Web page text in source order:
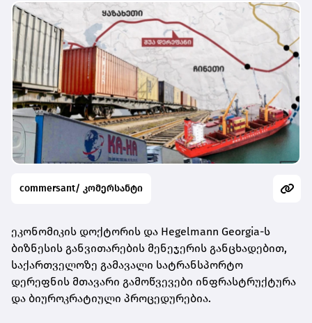
commersant/ კომერსანტი
ეკონომიკის დოქტორის და Hegelmann Georgia-ს
ბიზნესის განვითარების მენეჯერის განცხადებით,
საქართველოზე გამავალი სატრანსპორტო
დერეფნის მთავარი გამოწვევები ინფრასტრუქტურა
და ბიუროკრატიული პროცედურებია.